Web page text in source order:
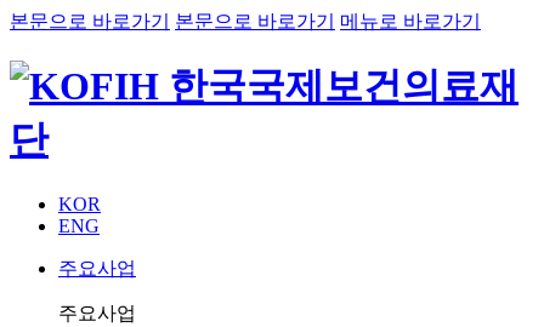
본문으로 바로가기 본문으로 바로가기 메뉴로 바로가기
KOR
ENG
주요사업
주요사업